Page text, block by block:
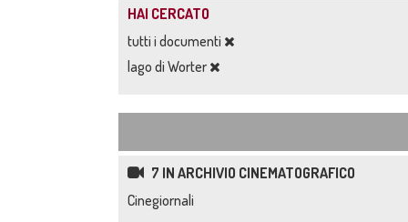
HAI CERCATO
tutti i documenti
lago di Worter
7 IN ARCHIVIO CINEMATOGRAFICO
Cinegiornali